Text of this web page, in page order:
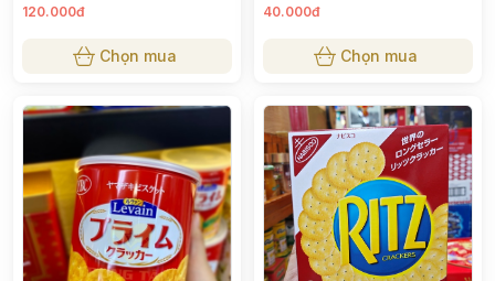
120.000đ
Chọn mua
40.000đ
Chọn mua